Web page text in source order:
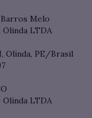
Melo
Olinda LTDA
Olinda, PE/Brasil
Olinda LTDA